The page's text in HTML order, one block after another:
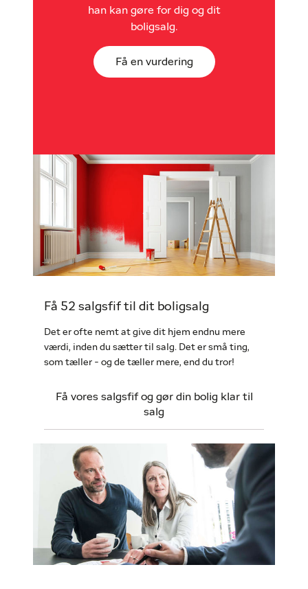
han kan gøre for dig og dit
boligsalg.
Få en vurdering
Få 52 salgsfif til dit boligsalg
Det er ofte nemt at give dit hjem endnu mere
værdi, inden du sætter til salg. Det er små ting,
som tæller - og de tæller mere, end du tror!
Få vores salgsfif og gør din bolig klar til
salg